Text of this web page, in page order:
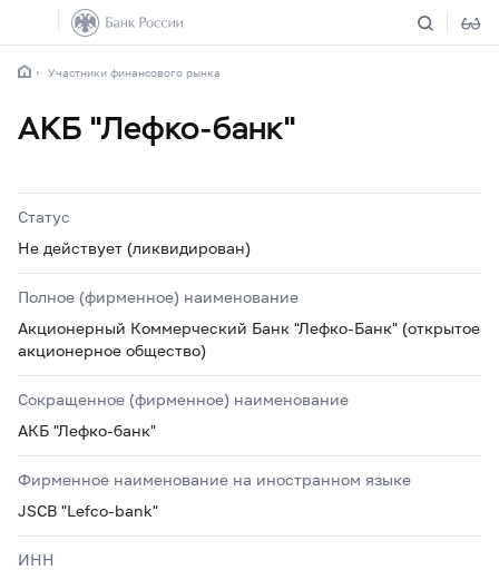
Участники финансового рынка
АКБ "Лефко-банк"
Статус
Не действует (ликвидирован)
Полное (фирменное) наименование
Акционерный Коммерческий Банк "Лефко-Банк" (открытое
акционерное общество)
Сокращенное (фирменное) наименование
АКБ "Лефко-банк"
Фирменное наименование на иностранном языке
JSCB "Lefco-bank"
ИНН